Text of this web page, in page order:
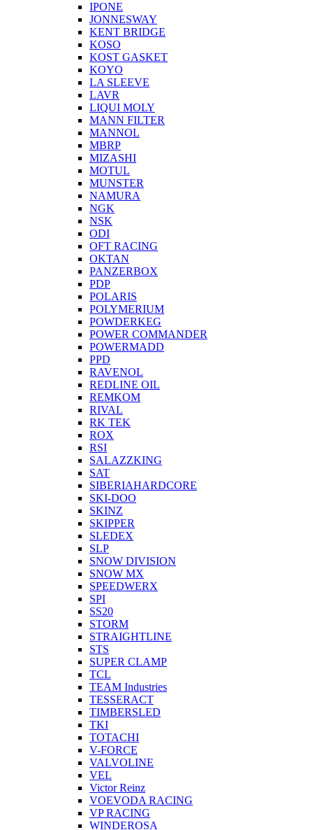
IPONE
JONNESWAY
KENT BRIDGE
KOSO
KOST GASKET
KOYO
LA SLEEVE
LAVR
LIQUI MOLY
MANN FILTER
MANNOL
MBRP
MIZASHI
MOTUL
MUNSTER
NAMURA
NGK
NSK
ODI
OFT RACING
OKTAN
PANZERBOX
PDP
POLARIS
POLYMERIUM
POWDERKEG
POWER COMMANDER
POWERMADD
PPD
RAVENOL
REDLINE OIL
REMKOM
RIVAL
RK TEK
ROX
RSI
SALAZZKING
SAT
SIBERIAHARDCORE
SKI-DOO
SKINZ
SKIPPER
SLEDEX
SLP
SNOW DIVISION
SNOW MX
SPEEDWERX
SPI
SS20
STORM
STRAIGHTLINE
STS
SUPER CLAMP
TCL
TEAM Industries
TESSERACT
TIMBERSLED
TKI
TOTACHI
V-FORCE
VALVOLINE
VEL
Victor Reinz
VOEVODA RACING
VP RACING
WINDEROSA